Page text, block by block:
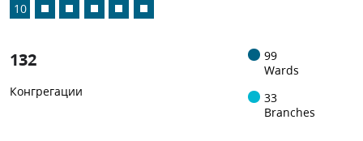
10
132
Конгрегации
99
Wards
33
Branches